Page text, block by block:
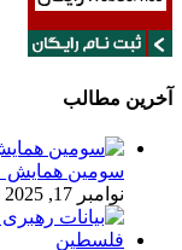
آخرین مطالب
سومین همایش
نوامبر 17, 2025